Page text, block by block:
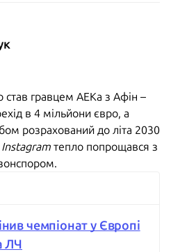
став гравцем АЕКа з Афін –
в 4 мільйони євро, а
розрахований до літа 2030
тепло попрощався з
чемпіонат у Європі
ЛЧ